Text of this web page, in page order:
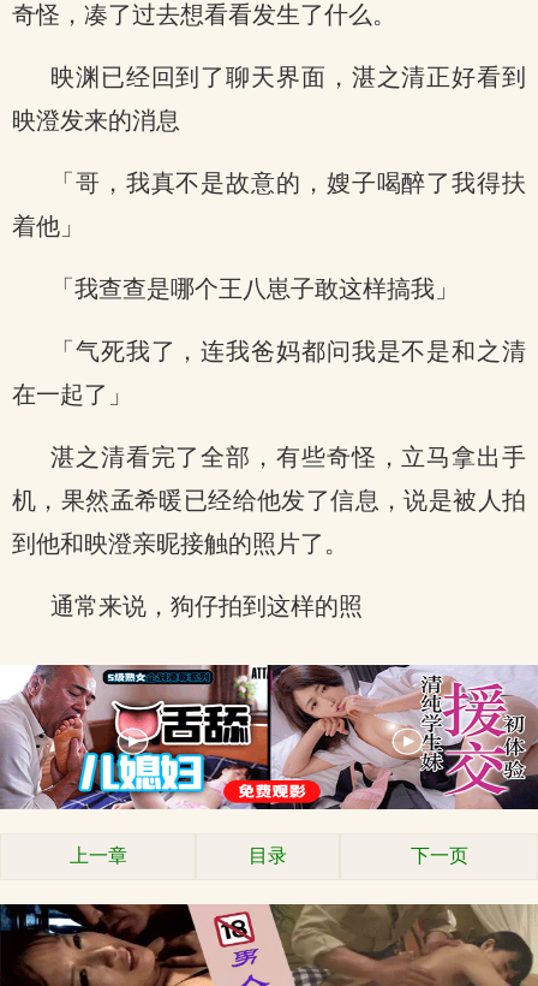
奇怪，凑了过去想看看发生了什么。
映渊已经回到了聊天界面，湛之清正好看到
映澄发来的消息
「哥，我真不是故意的，嫂子喝醉了我得扶
着他」
「我查查是哪个王八崽子敢这样搞我」
「气死我了，连我爸妈都问我是不是和之清
在一起了」
湛之清看完了全部，有些奇怪，立马拿出手
机，果然孟希暖已经给他发了信息，说是被人拍
到他和映澄亲昵接触的照片了。
通常来说，狗仔拍到这样的照
上一章 目录 下一页